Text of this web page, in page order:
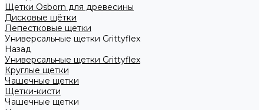
Щетки Osborn для древесины
Дисковые щётки
Лепестковые щетки
Универсальные щетки Grittyflex
Назад
Универсальные щетки Grittyflex
Круглые щетки
Чашечные щетки
Щетки-кисти
Чашечные щетки